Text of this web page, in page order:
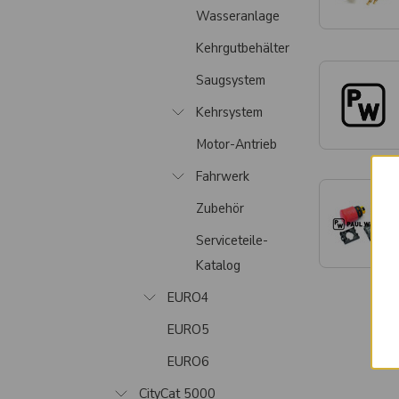
Wasseranlage
Kehrgutbehälter
Saugsystem
Kehrsystem
Motor-Antrieb
Fahrwerk
Zubehör
Serviceteile-
Katalog
EURO4
EURO5
EURO6
CityCat 5000